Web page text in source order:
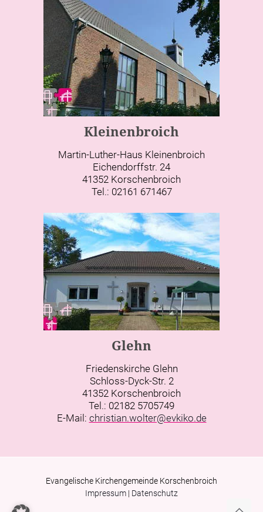
Kleinenbroich
Martin-Luther-Haus Kleinenbroich
Eichendorffstr. 24
41352 Korschenbroich
Tel.: 02161 671467
Glehn
Friedenskirche Glehn
Schloss-Dyck-Str. 2
41352 Korschenbroich
Tel.: 02182 5705749
E-Mail: christian.wolter@evkiko.de
Evangelische Kirchengemeinde Korschenbroich
Impressum | Datenschutz